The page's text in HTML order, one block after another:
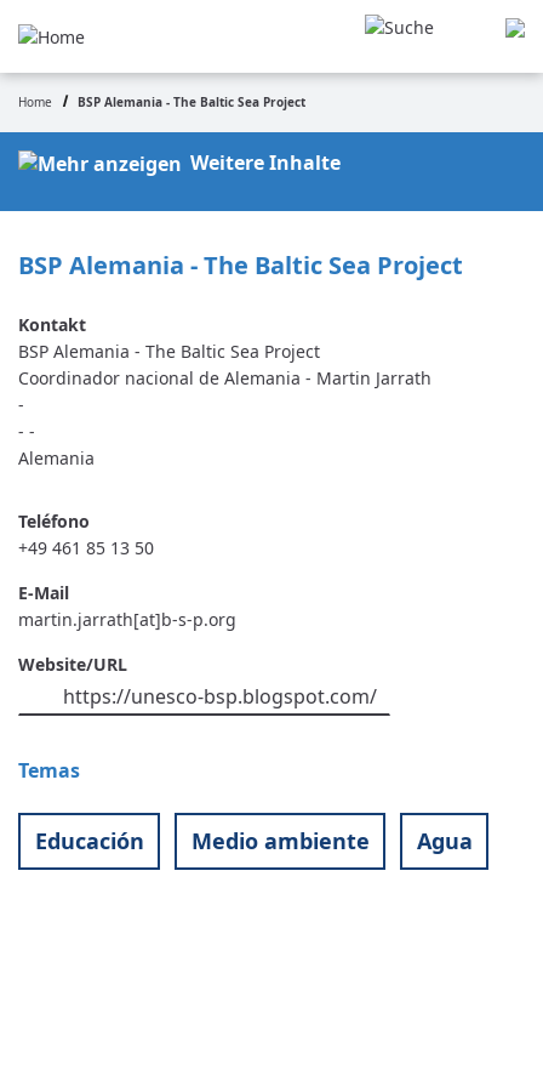
principal
Ruta
de
navegación
Home BSP Alemania - The Baltic Sea Project
Weitere Inhalte
BSP Alemania - The Baltic Sea Project
BSP Alemania - The Baltic Sea Project
Coordinador nacional de Alemania - Martin Jarrath
-
- -
Alemania
Teléfono
+49 461 85 13 50
E-Mail
martin.jarrath[at]b-s-p.org
Website/URL
https://unesco-bsp.blogspot.com/
Temas
Educación Medio ambiente Agua